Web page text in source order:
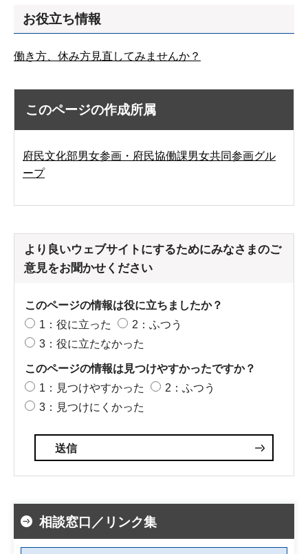
お役立ち情報
働き方、休み方見直してみませんか？
このページの作成所属
府民文化部男女参画・府民協働課男女共同参画グル
ープ
より良いウェブサイトにするためにみなさまのご
意見をお聞かせください
このページの情報は役に立ちましたか？
1：役に立った
2：ふつう
3：役に立たなかった
このページの情報は見つけやすかったですか？
1：見つけやすかった
2：ふつう
3：見つけにくかった
相談窓口／リンク集